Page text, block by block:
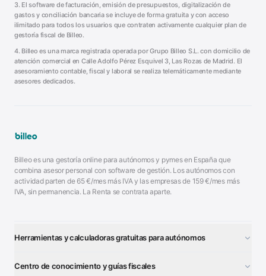
3. El software de facturación, emisión de presupuestos, digitalización de
gastos y conciliación bancaria se incluye de forma gratuita y con acceso
ilimitado para todos los usuarios que contraten activamente cualquier plan de
gestoría fiscal de Billeo.
4. Billeo es una marca registrada operada porGrupo Billeo S.L. con domicilio de
atención comercial en Calle Adolfo Pérez Esquivel 3, Las Rozas de Madrid. El
asesoramiento contable, fiscal y laboral se realiza telemáticamente mediante
asesores dedicados.
Billeo es una gestoría online para autónomos y pymes en España que
combina asesor personal con software de gestión. Los autónomos con
actividad parten de 65€/mes más IVA y las empresas de 159€/mes más
IVA, sin permanencia. La Renta se contrata aparte.
Herramientas y calculadoras gratuitas para autónomos
Centro de conocimiento y guías fiscales